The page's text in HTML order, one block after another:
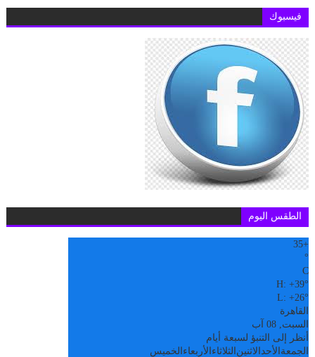
فيسبوك
الطقس اليوم
+
35
°
C
H:+39°
L:+26°
القاهرة
السبت, 08 آب
أنظر إلى التنبؤ لسبعة أيام
الجمعة الأحدالاثنين الثلاثاء الأربعاء الخميس